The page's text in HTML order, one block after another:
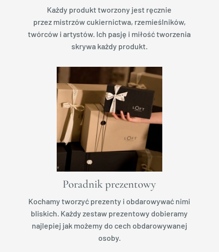
Każdy produkt tworzony jest ręcznie
przez mistrzów cukiernictwa, rzemieślników,
twórców i artystów. Ich pasję i miłość tworzenia
skrywa każdy produkt.
Poradnik prezentowy
Kochamy tworzyć prezenty i obdarowywać nimi
bliskich. Każdy zestaw prezentowy dobieramy
najlepiej jak możemy do cech obdarowywanej
osoby.